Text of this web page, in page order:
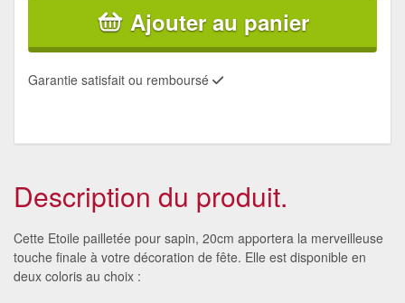
Ajouter au panier
Garantie satisfait ou remboursé
Description du produit.
Cette Etoile pailletée pour sapin, 20cm apportera la merveilleuse
touche finale à votre décoration de fête. Elle est disponible en
deux coloris au choix :